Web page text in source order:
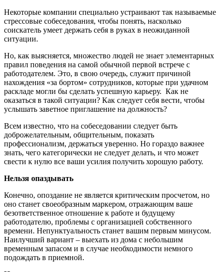
Некоторые компании специально устраивают так называемые
стрессовые собеседования, чтобы понять, насколько
соискатель умеет держать себя в руках в неожиданной
ситуации.
Но, как выясняется, множество людей не знает элементарных
правил поведения на самой обычной первой встрече с
работодателем. Это, в свою очередь, служит причиной
нахождения «за бортом» сотрудников, которые при удачном
раскладе могли бы сделать успешную карьеру. Как не
оказаться в такой ситуации? Как следует себя вести, чтобы
услышать заветное приглашение на должность?
Всем известно, что на собеседовании следует быть
доброжелательным, общительным, показать
профессионализм, держаться уверенно. Но гораздо важнее
знать, чего категорически не следует делать, и что может
свести к нулю все ваши усилия получить хорошую работу.
Нельзя опаздывать
Конечно, опоздание не является критическим просчетом, но
оно станет своеобразным маркером, отражающим ваше
безответственное отношение к работе и будущему
работодателю, проблемы с организацией собственного
времени. Непунктуальность станет вашим первым минусом.
Наилучший вариант – выехать из дома с небольшим
временным запасом и в случае необходимости немного
подождать в приемной.